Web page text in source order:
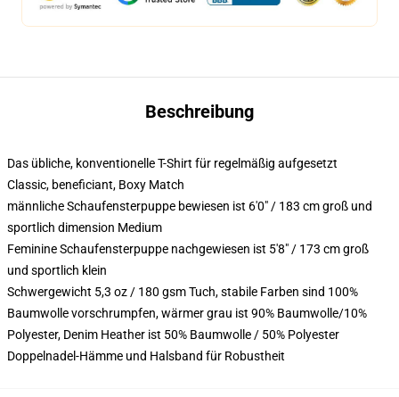
Beschreibung
Das übliche, konventionelle T-Shirt für regelmäßig aufgesetzt
Classic, beneficiant, Boxy Match
männliche Schaufensterpuppe bewiesen ist 6'0" / 183 cm groß und
sportlich dimension Medium
Feminine Schaufensterpuppe nachgewiesen ist 5'8" / 173 cm groß
und sportlich klein
Schwergewicht 5,3 oz / 180 gsm Tuch, stabile Farben sind 100%
Baumwolle vorschrumpfen, wärmer grau ist 90% Baumwolle/10%
Polyester, Denim Heather ist 50% Baumwolle / 50% Polyester
Doppelnadel-Hämme und Halsband für Robustheit